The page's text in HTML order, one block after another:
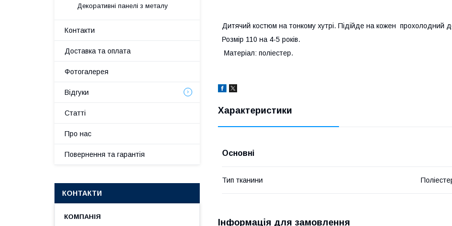
Дитячий костюм на тонкому хутрі. Підійде на кожен прохолодний
Розмір 110 на 4-5 років.
Матеріал: поліестер.
Характеристики
Основні
Тип тканини
Інформація для замовлення
Декоративні панелі з металу
Контакти
Доставка та оплата
Фотогалерея
Відгуки
Статті
Про нас
Повернення та гарантія
КОНТАКТИ